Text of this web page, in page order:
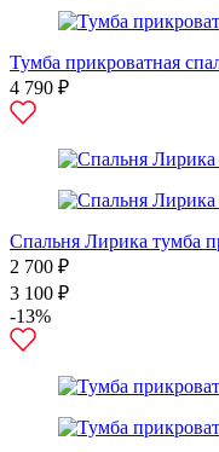
Тумба прикроватная
4 790 ₽
Спальня Лирика тумба
2 700 ₽
3 100 ₽
-13%